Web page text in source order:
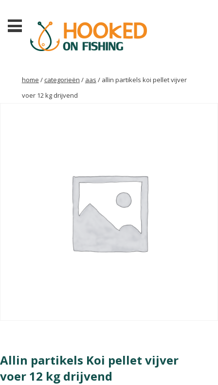
home / categorieën / aas / allin partikels koi pellet vijver
voer 12 kg drijvend
Allin partikels Koi pellet vijver
voer 12 kg drijvend